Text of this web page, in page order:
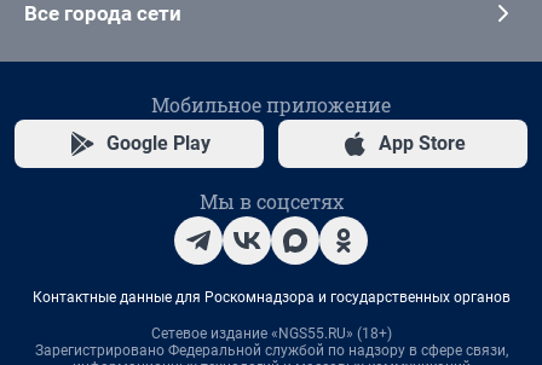
Все города сети
Мобильное приложение
Google Play App Store
Мы в соцсетях
Контактные данные для Роскомнадзора и государственных органов
Сетевое издание «NGS55.RU» (18+)
Зарегистрировано Федеральной службой по надзору в сфере связи,